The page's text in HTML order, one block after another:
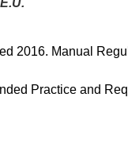
2016. Manual
Practice and